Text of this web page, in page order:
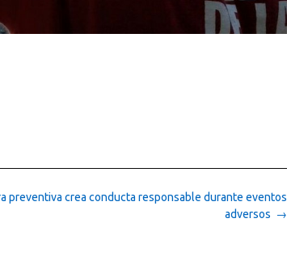
preventiva crea conducta responsable durante eventos
adversos →